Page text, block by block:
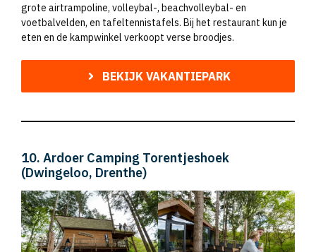
grote airtrampoline, volleybal-, beachvolleybal- en
voetbalvelden, en tafeltennistafels. Bij het restaurant kun je
eten en de kampwinkel verkoopt verse broodjes.
BEKIJK VAKANTIEPARK
10. Ardoer Camping Torentjeshoek
(Dwingeloo, Drenthe)